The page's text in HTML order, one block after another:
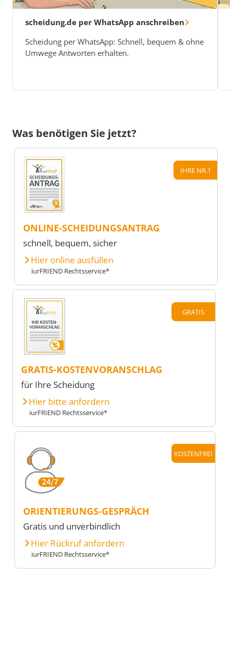
scheidung.de per WhatsApp anschreiben
Scheidung per WhatsApp: Schnell, bequem & ohne
Umwege Antworten erhalten.
Was benötigen Sie jetzt?
IHRE NR.1
ONLINE-SCHEIDUNGSANTRAG
schnell, bequem, sicher
Hier online ausfüllen
iurFRIEND Rechtsservice*
GRATIS
GRATIS-KOSTENVORANSCHLAG
für Ihre Scheidung
Hier bitte anfordern
iurFRIEND Rechtsservice*
KOSTENFREI
ORIENTIERUNGS-GESPRÄCH
Gratis und unverbindlich
Hier Rückruf anfordern
iurFRIEND Rechtsservice*